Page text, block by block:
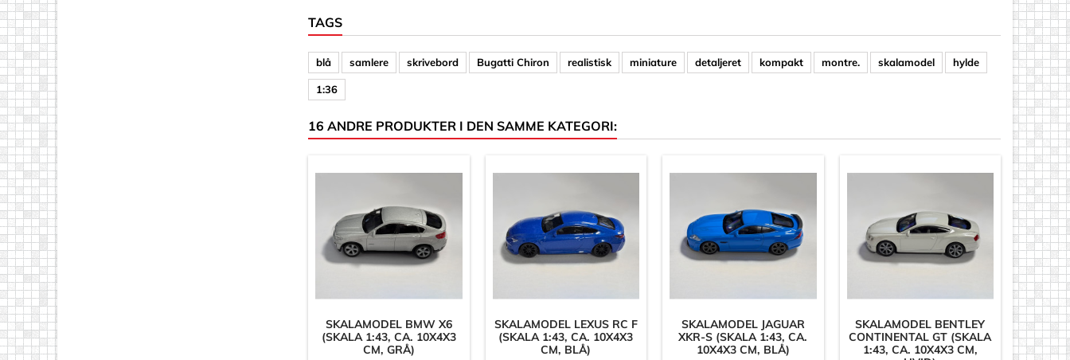
TAGS
blå samlere skrivebord Bugatti Chiron realistisk miniature detaljeret kompakt montre. skalamodel hylde
1:36
16 ANDRE PRODUKTER I DEN SAMME KATEGORI:
SKALAMODEL BMW X6
(SKALA 1:43, CA. 10X4X3
CM, GRÅ)
SKALAMODEL LEXUS RC F
(SKALA 1:43, CA. 10X4X3
CM, BLÅ)
SKALAMODEL JAGUAR
XKR-S (SKALA 1:43, CA.
10X4X3 CM, BLÅ)
SKALAMODEL BENTLEY
CONTINENTAL GT (SKALA
1:43, CA. 10X4X3 CM,